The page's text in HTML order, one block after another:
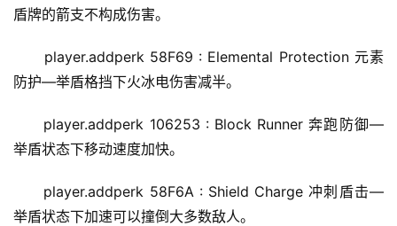
盾牌的箭支不构成伤害。
player.addperk 58F69 : Elemental Protection 元素
防护—举盾格挡下火冰电伤害减半。
player.addperk 106253 : Block Runner 奔跑防御—
举盾状态下移动速度加快。
player.addperk 58F6A : Shield Charge 冲刺盾击—
举盾状态下加速可以撞倒大多数敌人。